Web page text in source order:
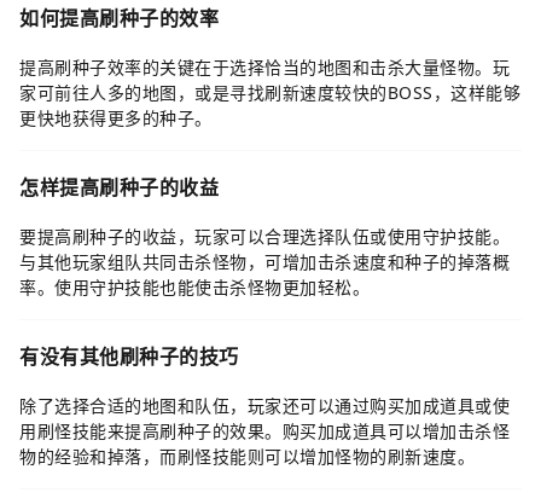
如何提高刷种子的效率
提高刷种子效率的关键在于选择恰当的地图和击杀大量怪物。玩
家可前往人多的地图，或是寻找刷新速度较快的BOSS，这样能够
更快地获得更多的种子。
怎样提高刷种子的收益
要提高刷种子的收益，玩家可以合理选择队伍或使用守护技能。
与其他玩家组队共同击杀怪物，可增加击杀速度和种子的掉落概
率。使用守护技能也能使击杀怪物更加轻松。
有没有其他刷种子的技巧
除了选择合适的地图和队伍，玩家还可以通过购买加成道具或使
用刷怪技能来提高刷种子的效果。购买加成道具可以增加击杀怪
物的经验和掉落，而刷怪技能则可以增加怪物的刷新速度。